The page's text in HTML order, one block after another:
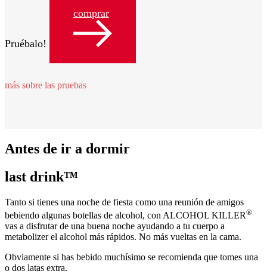
Pruébalo!
comprar
más sobre las pruebas
Antes de ir a dormir
last drink™
Tanto si tienes una noche de fiesta como una reunión de amigos
bebiendo algunas botellas de alcohol, con ALCOHOL KILLER®
vas a disfrutar de una buena noche ayudando a tu cuerpo a
metabolizer el alcohol más rápidos. No más vueltas en la cama.
Obviamente si has bebido muchísimo se recomienda que tomes una
o dos latas extra.